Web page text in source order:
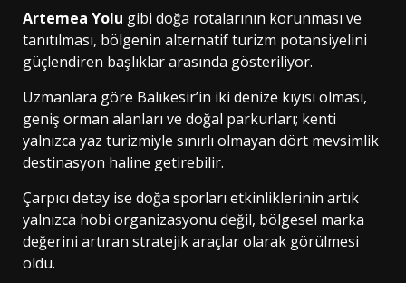
Artemea Yolu gibi doğa rotalarının korunması ve
tanıtılması, bölgenin alternatif turizm potansiyelini
güçlendiren başlıklar arasında gösteriliyor.
Uzmanlara göre Balıkesir’in iki denize kıyısı olması,
geniş orman alanları ve doğal parkurları; kenti
yalnızca yaz turizmiyle sınırlı olmayan dört mevsimlik
destinasyon haline getirebilir.
Çarpıcı detay ise doğa sporları etkinliklerinin artık
yalnızca hobi organizasyonu değil, bölgesel marka
değerini artıran stratejik araçlar olarak görülmesi
oldu.